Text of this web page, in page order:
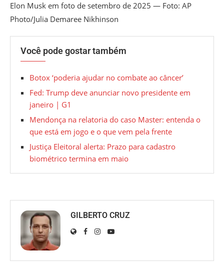
Elon Musk em foto de setembro de 2025 — Foto: AP
Photo/Julia Demaree Nikhinson
Você pode gostar também
Botox ‘poderia ajudar no combate ao câncer’
Fed: Trump deve anunciar novo presidente em
janeiro | G1
Mendonça na relatoria do caso Master: entenda o
que está em jogo e o que vem pela frente
Justiça Eleitoral alerta: Prazo para cadastro
biométrico termina em maio
GILBERTO CRUZ